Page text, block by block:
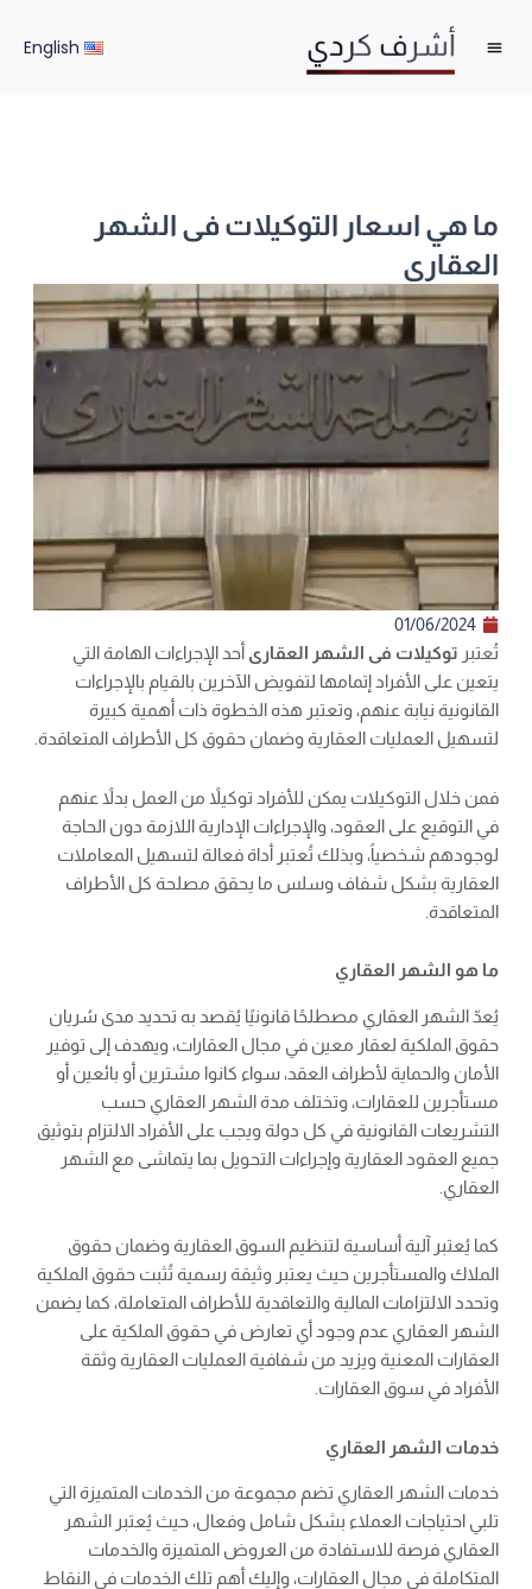
English
ما هي اسعار التوكيلات فى الشهر
العقارى
01/06/2024
تُعتبر توكيلات فى الشهر العقارى أحد الإجراءات الهامة التي
يتعين على الأفراد إتمامها لتفويض الآخرين بالقيام بالإجراءات
القانونية نيابة عنهم، وتعتبر هذه الخطوة ذات أهمية كبيرة
لتسهيل العمليات العقارية وضمان حقوق كل الأطراف المتعاقدة.
فمن خلال التوكيلات يمكن للأفراد توكيلاً من العمل بدلاً عنهم
في التوقيع على العقود، والإجراءات الإدارية اللازمة دون الحاجة
لوجودهم شخصياً، وبذلك تُعتبر أداة فعالة لتسهيل المعاملات
العقارية بشكل شفاف وسلس ما يحقق مصلحة كل الأطراف
المتعاقدة.
ما هو الشهر العقاري
يُعدّ الشهر العقاري مصطلحًا قانونيًا يُقصد به تحديد مدى سُريان
حقوق الملكية لعقار معين في مجال العقارات، ويهدف إلى توفير
الأمان والحماية لأطراف العقد، سواء كانوا مشترين أو بائعين أو
مستأجرين للعقارات، وتختلف مدة الشهر العقاري حسب
التشريعات القانونية في كل دولة ويجب على الأفراد الالتزام بتوثيق
جميع العقود العقارية وإجراءات التحويل بما يتماشى مع الشهر
العقاري.
كما يُعتبر آلية أساسية لتنظيم السوق العقارية وضمان حقوق
الملاك والمستأجرين حيث يعتبر وثيقة رسمية تُثبت حقوق الملكية
وتحدد الالتزامات المالية والتعاقدية للأطراف المتعاملة، كما يضمن
الشهر العقاري عدم وجود أي تعارض في حقوق الملكية على
العقارات المعنية ويزيد من شفافية العمليات العقارية وثقة
الأفراد في سوق العقارات.
خدمات الشهر العقاري
خدمات الشهر العقاري تضم مجموعة من الخدمات المتميزة التي
تلبي احتياجات العملاء بشكل شامل وفعال، حيث يُعتبر الشهر
العقاري فرصة للاستفادة من العروض المتميزة والخدمات
المتكاملة في مجال العقارات، وإليك أهم تلك الخدمات في النقاط